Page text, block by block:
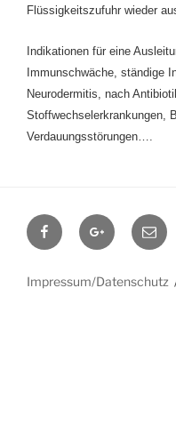
Flüssigkeitszufuhr wieder
Indikationen für eine
Immunschwäche, ständige
Neurodermitis, nach
Stoffwechselerkrankungen,
Verdauungsstörungen….
FacebookGoogle+
me
Impressum/Datenschutz